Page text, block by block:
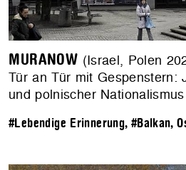
MURANOW (Israel, Polen
Tür an Tür mit Gespenstern:
und polnischer
#Lebendige Erinnerung, #Balkan,